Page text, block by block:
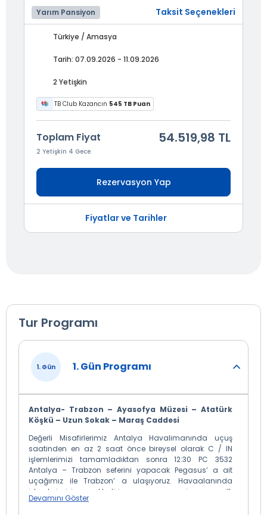
Yarım Pansiyon Taksit Seçenekleri
Türkiye / Amasya
Tarih: 07.09.2026 - 11.09.2026
2 Yetişkin
TB Club Kazancın 545 TB Puan
Toplam Fiyat
2 Yetişkin 4 Gece
54.519,98 TL
Rezervasyon Yap
Fiyatlar ve Tarihler
Tur Programı
1. Gün 1. Gün Programı
Antalya- Trabzon – Ayasofya Müzesi – Atatürk
Köşkü – Uzun Sokak – Maraş Caddesi
Değerli Misafirlerimiz Antalya Havalimanında uçuş
saatinden en az 2 saat önce bireysel olarak C / IN
işlemlerimizi tamamladıktan sonra 12:30 PC 3532
Antalya – Trabzon seferini yapacak Pegasus’ a ait
uçağımız ile Trabzon’ a ulaşıyoruz. Havaalanında
işlemlerimizi gerçekleştirip aracımıza geçiyoruz ve ilk
durağımız Atatürk Köşkü oluyor. Soğuksu Mevkii’ ne
Devamını Göster